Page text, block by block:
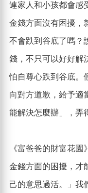
連家人和小孩都會感
金錢方面沒有困擾，
不會跌到谷底了嗎？
錢，不只可以好好解
怕自尊心跌到谷底。
向對方道歉，給予適
能解決怎麼辦」，弄
《富爸爸的財富花
金錢方面的困擾，才
己的意思過活。」我